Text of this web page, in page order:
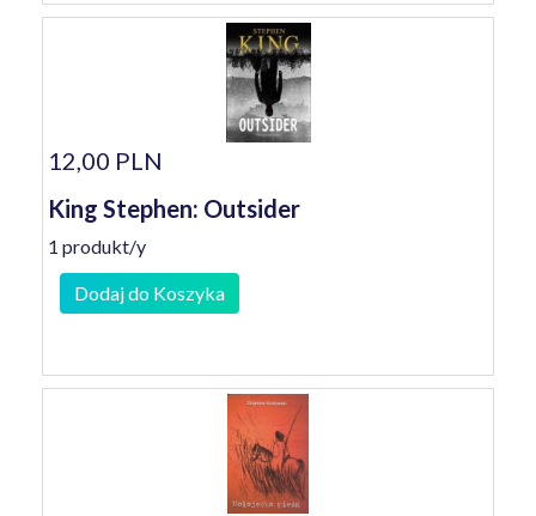
12,00 PLN
King Stephen: Outsider
1 produkt/y
Dodaj do Koszyka